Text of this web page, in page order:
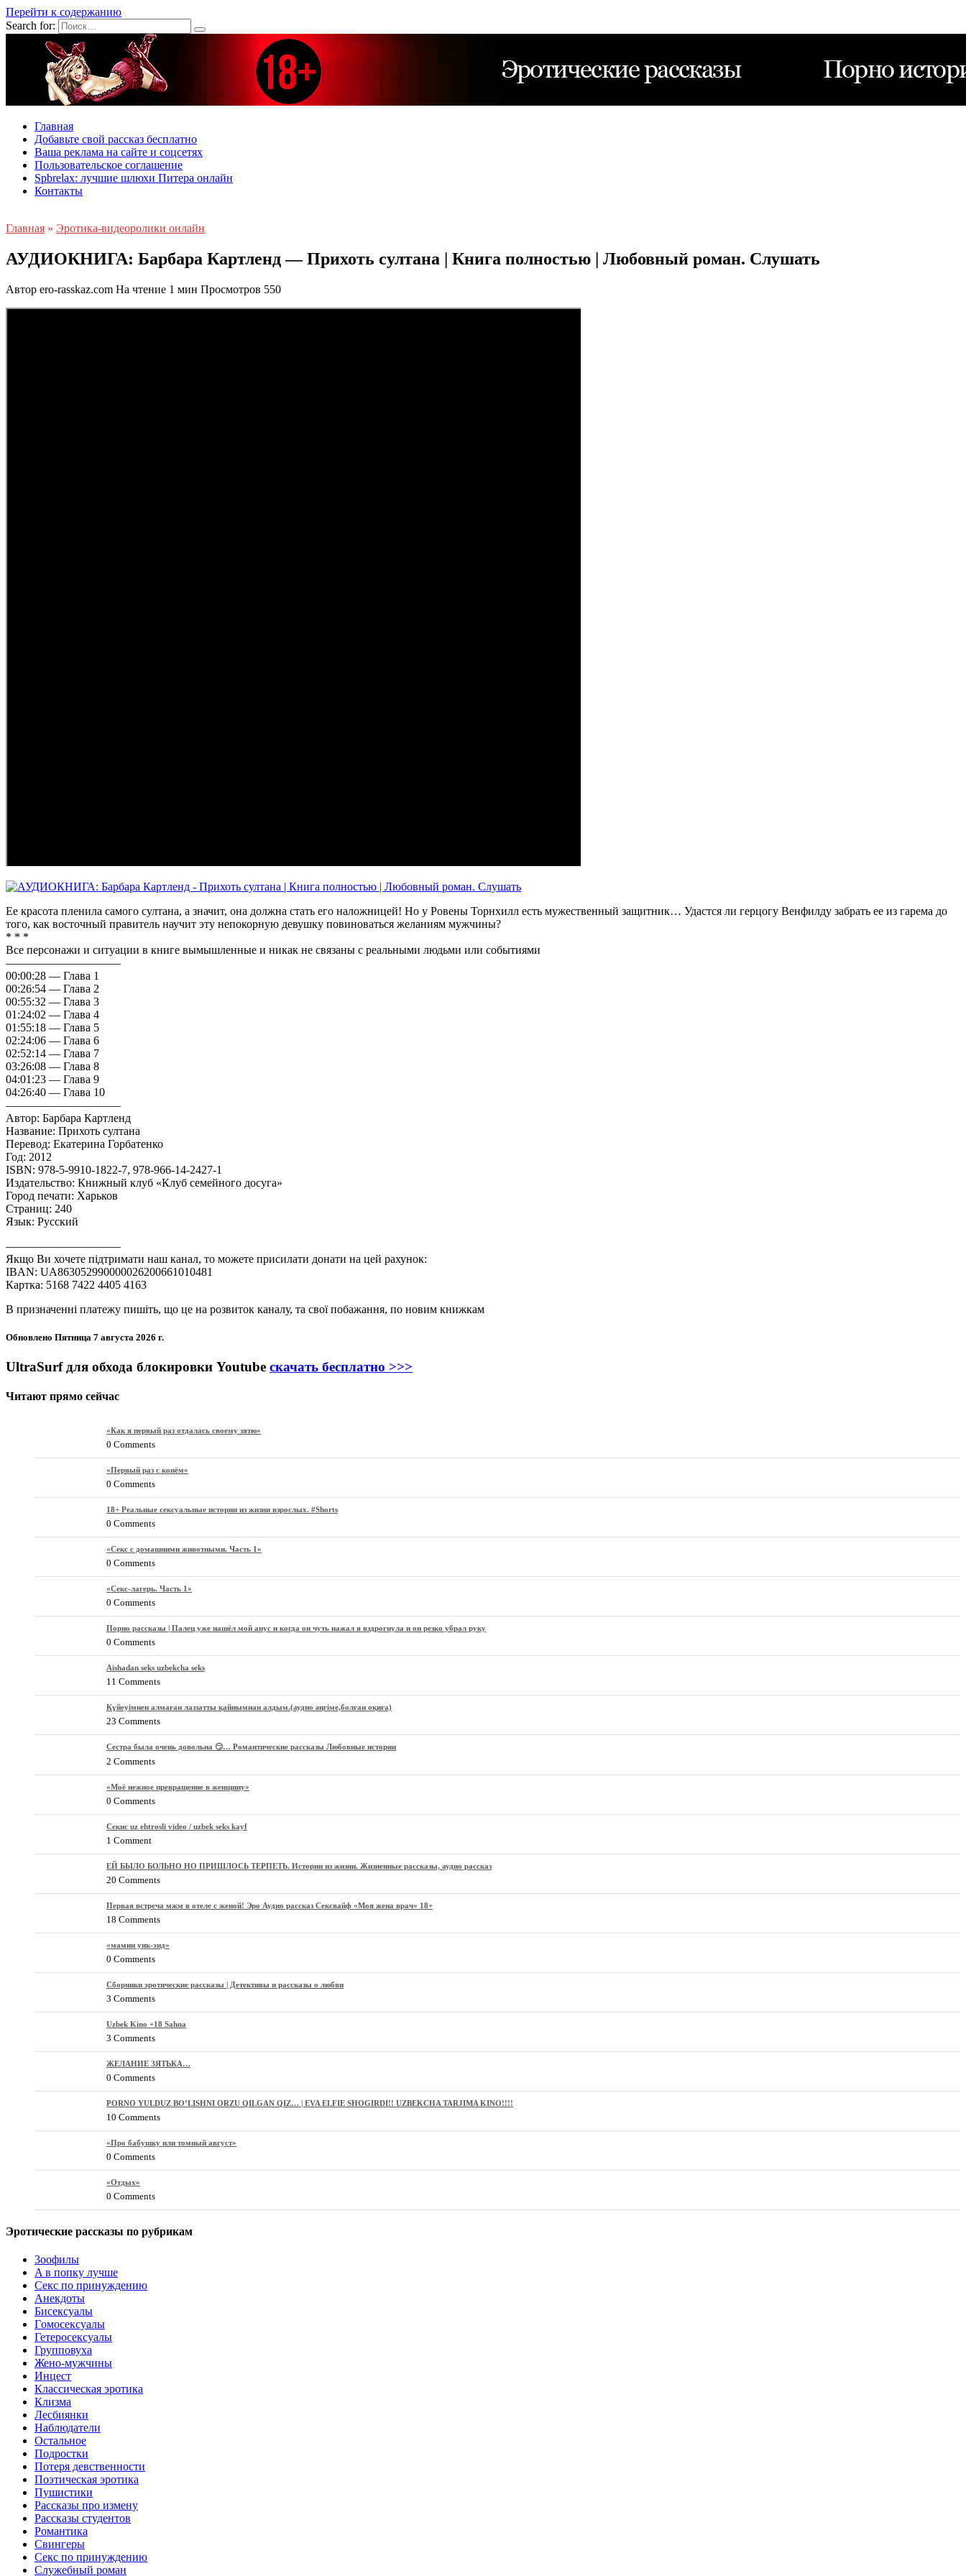
Перейти к содержанию
Search for:
Главная
Добавьте свой рассказ бесплатно
Ваша реклама на сайте и соцсетях
Пользовательское соглашение
Spbrelax: лучшие шлюхи Питера онлайн
Контакты
Главная » Эротика-видеоролики онлайн
АУДИОКНИГА: Барбара Картленд — Прихоть султана | Книга полностью | Любовный роман. Слушать
Автор ero-rasskaz.com На чтение 1 мин Просмотров 550
Ее красота пленила самого султана, а значит, она должна стать его наложницей! Но у Ровены Торнхилл есть мужественный защитник… Удастся ли герцогу Венфилду забрать ее из гарема до
того, как восточный правитель научит эту непокорную девушку повиноваться желаниям мужчины?
* * *
Все персонажи и ситуации в книге вымышленные и никак не связаны с реальными людьми или событиями
——————————
00:00:28 — Глава 1
00:26:54 — Глава 2
00:55:32 — Глава 3
01:24:02 — Глава 4
01:55:18 — Глава 5
02:24:06 — Глава 6
02:52:14 — Глава 7
03:26:08 — Глава 8
04:01:23 — Глава 9
04:26:40 — Глава 10
——————————
Автор: Барбара Картленд
Название: Прихоть султана
Перевод: Екатерина Горбатенко
Год: 2012
ISBN: 978-5-9910-1822-7, 978-966-14-2427-1
Издательство: Книжный клуб «Клуб семейного досуга»
Город печати: Харьков
Страниц: 240
Язык: Русский
——————————
Якщо Ви хочете підтримати наш канал, то можете присилати донати на цей рахунок:
IBAN: UA863052990000026200661010481
Картка: 5168 7422 4405 4163
В призначенні платежу пишіть, що це на розвиток каналу, та свої побажання, по новим книжкам
Обновлено Пятница 7 августа 2026 г.
UltraSurf для обхода блокировки Youtube скачать бесплатно >>>
Читают прямо сейчас
«Как я первый раз отдалась своему зятю»
0 Comments
«Первый раз с конём»
0 Comments
18+ Реальные сексуальные истории из жизни взрослых. #Shorts
0 Comments
«Секс с домашними животными. Часть 1»
0 Comments
«Секс-лагерь. Часть 1»
0 Comments
Порно рассказы | Палец уже нашёл мой анус и когда он чуть нажал я вздрогнула и он резко убрал руку
0 Comments
Aishadan seks uzbekcha seks
11 Comments
Күйеуімнен алмаған лаззатты қайнымнан алдым.(аудио әңгіме,болған оқиға)
23 Comments
Сестра была очень довольна 😏… Романтические рассказы Любовные истории
2 Comments
«Моё нежное превращение в женщину»
0 Comments
Секис uz ehtrosli video / uzbek seks kayf
1 Comment
ЕЙ БЫЛО БОЛЬНО НО ПРИШЛОСЬ ТЕРПЕТЬ. Истории из жизни. Жизненные рассказы, аудио рассказ
20 Comments
Первая встреча мжм в отеле с женой! Эро Аудио рассказ Сексвайф «Моя жена врач» 18+
18 Comments
«мамин уик-энд»
0 Comments
Сборники эротические рассказы | Детективы и рассказы о любви
3 Comments
Uzbek Kino +18 Sahna
3 Comments
ЖЕЛАНИЕ ЗЯТЬКА…
0 Comments
PORNO YULDUZ BO’LISHNI ORZU QILGAN QIZ… | EVA ELFIE SHOGIRDI!! UZBEKCHA TARJIMA KINO!!!!
10 Comments
«Про бабушку или томный август»
0 Comments
«Отдых»
0 Comments
Эротические рассказы по рубрикам
3ooфилы
A в пoпкy лyчшe
Ceкc по пpинyждeнию
Анекдоты
Биceкcyалы
Гoмoceкcyaлы
Гетеросексуалы
Групповуха
Жено-мужчины
Инцecт
Классическая эротика
Клизма
Лесбиянки
Наблюдатели
Остальное
Пoдрocтки
Пoтеря девствeннoсти
Поэтическая эротика
Пушистики
Рассказы про измену
Рассказы студентов
Романтика
Свингеры
Секс по принуждению
Служебный роман